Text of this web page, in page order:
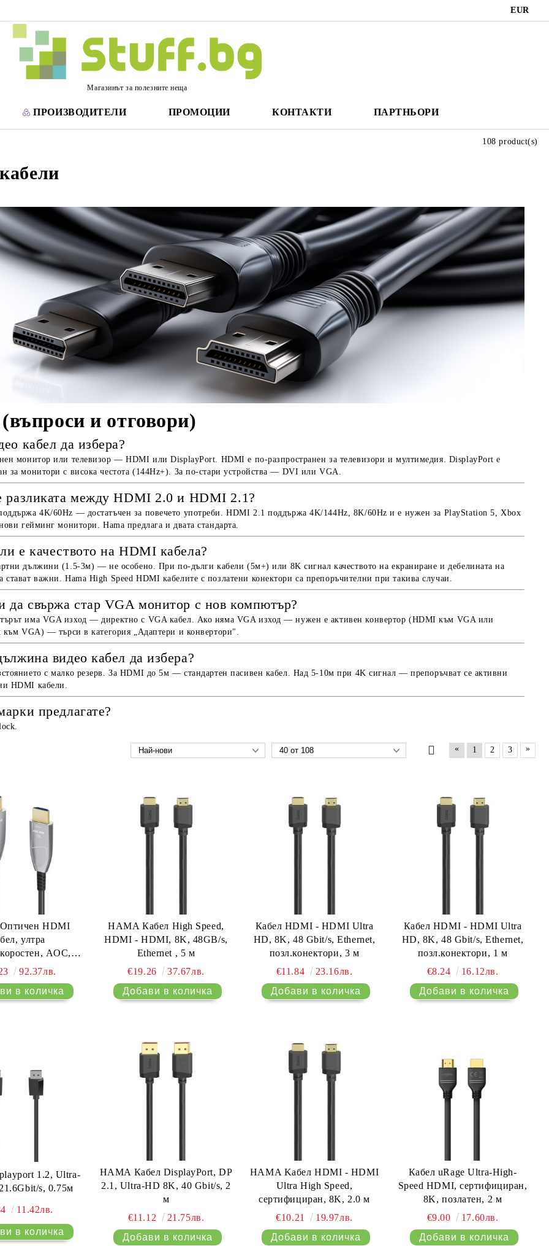
EUR
Магазинът за полезните неща
ПРОИЗВОДИТЕЛИ ПРОМОЦИИ КОНТАКТИ ПАРТНЬОРИ
и отговори)
кабел да избера?
монитор или телевизор — HDMI или DisplayPort. HDMI е по-разпространен за телевизори и мултимедия. DisplayPort е
за монитори с висока честота (144Hz+). За по-стари устройства — DVI или VGA.
разликата между HDMI 2.0 и HDMI 2.1?
4K/60Hz — достатъчен за повечето употреби. HDMI 2.1 поддържа 4K/144Hz, 8K/60Hz и е нужен за PlayStation 5, Xbox
гейминг монитори. Hama предлага и двата стандарта.
е качеството на HDMI кабела?
дължини (1.5-3м) — не особено. При по-дълги кабели (5м+) или 8K сигнал качеството на екраниране и дебелината на
стават важни. Hama High Speed HDMI кабелите с позлатени конектори са препоръчителни при такива случаи.
да свържа стар VGA монитор с нов компютър?
има VGA изход — директно с VGA кабел. Ако няма VGA изход — нужен е активен конвертор (HDMI към VGA или
към VGA) — търси в категория „Адаптери и конвертори".
видео кабел да избера?
с малко резерв. За HDMI до 5м — стандартен пасивен кабел. Над 5-10м при 4K сигнал — препоръчват се активни
HDMI кабели.
предлагате?
108 product(s)
« 1 2 3 »
HDMI
ултра
AOC,
8K,
92.37лв.
HAMA Кабел High Speed,
HDMI - HDMI, 8K, 48GB/s,
Ethernet , 5 м
€19.26
37.67лв.
Кабел HDMI - HDMI Ultra
HD, 8K, 48 Gbit/s, Ethernet,
позл.конектори, 3 м
€11.84
23.16лв.
Кабел HDMI - HDMI Ultra
HD, 8K, 48 Gbit/s, Ethernet,
позл.конектори, 1 м
€8.24
16.12лв.
1.2, Ultra-
s, 0.75м
11.42лв.
HAMA Кабел DisplayPort, DP
2.1, Ultra-HD 8K, 40 Gbit/s, 2
м
€11.12
21.75лв.
HAMA Kабел HDMI - HDMI
Ultra High Speed,
сертифициран, 8K, 2.0 м
€10.21
19.97лв.
Кабел uRage Ultra-High-
Speed ​​HDMI, сертифициран,
8K, позлатен, 2 м
€9.00
17.60лв.